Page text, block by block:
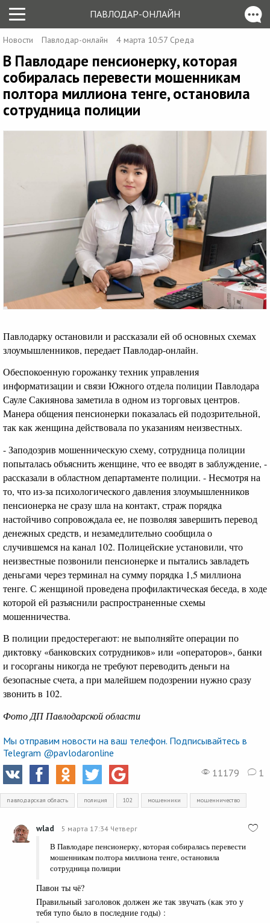
ПАВЛОДАР-ОНЛАЙН
Новости Павлодар-онлайн 4 марта 10:57 Среда
В Павлодаре пенсионерку, которая
собиралась перевести мошенникам
полтора миллиона тенге, остановила
сотрудница полиции
Павлодарку остановили и рассказали ей об основных схемах
злоумышленников, передает Павлодар-онлайн.
Обеспокоенную горожанку техник управления
информатизации и связи Южного отдела полиции Павлодара
Сауле Сакиянова заметила в одном из торговых центров.
Манера общения пенсионерки показалась ей подозрительной,
так как женщина действовала по указаниям неизвестных.
- Заподозрив мошенническую схему, сотрудница полиции
попыталась объяснить женщине, что ее вводят в заблуждение, -
рассказали в областном департаменте полиции. - Несмотря на
то, что из-за психологического давления злоумышленников
пенсионерка не сразу шла на контакт, страж порядка
настойчиво сопровождала ее, не позволяя завершить перевод
денежных средств, и незамедлительно сообщила о
случившемся на канал 102. Полицейские установили, что
неизвестные позвонили пенсионерке и пытались завладеть
деньгами через терминал на сумму порядка 1,5 миллиона
тенге. С женщиной проведена профилактическая беседа, в ходе
которой ей разъяснили распространенные схемы
мошенничества.
В полиции предостерегают: не выполняйте операции по
диктовку «банковских сотрудников» или «операторов», банки
и госорганы никогда не требуют переводить деньги на
безопасные счета, а при малейшем подозрении нужно сразу
звонить в 102.
Фото ДП Павлодарской области
Мы отправим новости на ваш телефон. Подписывайтесь в
Telegram @pavlodaronline
11179
1
павлодарская область полиция 102 мошенники мошенничество
wlad 5 марта 17:34 Четверг
В Павлодаре пенсионерку, которая собиралась перевести
мошенникам полтора миллиона тенге, остановила
сотрудница полиции
Павон ты чё?
Правильный заголовок должен же так звучать (как это у
тебя тупо было в последние годы) :